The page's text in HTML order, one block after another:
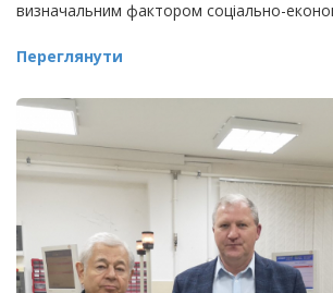
визначальним фактором соціально-
Переглянути